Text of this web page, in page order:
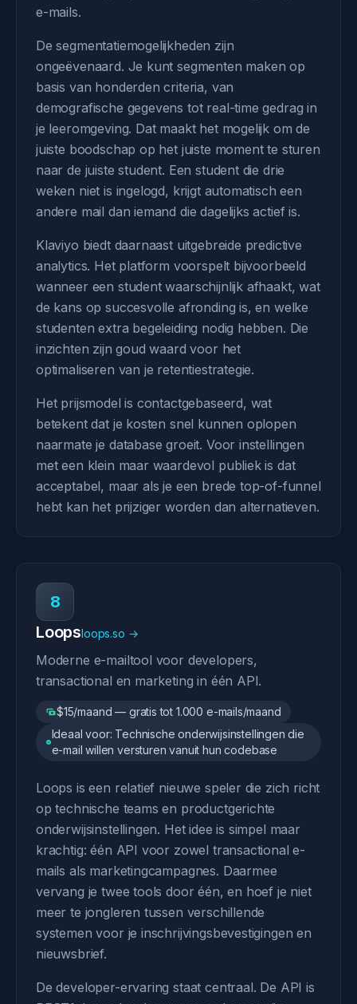
e-mails.
De segmentatiemogelijkheden zijn
ongeëvenaard. Je kunt segmenten maken op
basis van honderden criteria, van
demografische gegevens tot real-time gedrag in
je leeromgeving. Dat maakt het mogelijk om de
juiste boodschap op het juiste moment te sturen
naar de juiste student. Een student die drie
weken niet is ingelogd, krijgt automatisch een
andere mail dan iemand die dagelijks actief is.
Klaviyo biedt daarnaast uitgebreide predictive
analytics. Het platform voorspelt bijvoorbeeld
wanneer een student waarschijnlijk afhaakt, wat
de kans op succesvolle afronding is, en welke
studenten extra begeleiding nodig hebben. Die
inzichten zijn goud waard voor het
optimaliseren van je retentiestrategie.
Het prijsmodel is contactgebaseerd, wat
betekent dat je kosten snel kunnen oplopen
naarmate je database groeit. Voor instellingen
met een klein maar waardevol publiek is dat
acceptabel, maar als je een brede top-of-funnel
hebt kan het prijziger worden dan alternatieven.
8
Loopsloops.so →
Moderne e-mailtool voor developers,
transactional en marketing in één API.
$15/maand — gratis tot 1.000 e-mails/maand
Ideaal voor: Technische onderwijsinstellingen die
e-mail willen versturen vanuit hun codebase
Loops is een relatief nieuwe speler die zich richt
op technische teams en productgerichte
onderwijsinstellingen. Het idee is simpel maar
krachtig: één API voor zowel transactional e-
mails als marketingcampagnes. Daarmee
vervang je twee tools door één, en hoef je niet
meer te jongleren tussen verschillende
systemen voor je inschrijvingsbevestigingen en
nieuwsbrief.
De developer-ervaring staat centraal. De API is